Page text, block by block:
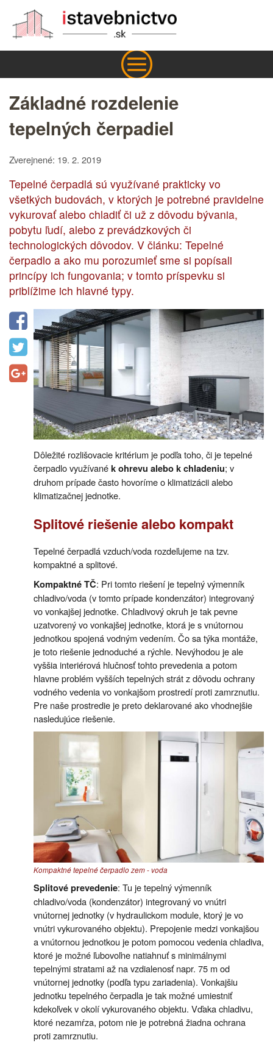
Základné rozdelenie
tepelných čerpadiel
Zverejnené: 19. 2. 2019
Tepelné čerpadlá sú využívané prakticky vo
všetkých budovách, v ktorých je potrebné pravidelne
vykurovať alebo chladiť či už z dôvodu bývania,
pobytu ľudí, alebo z prevádzkových či
technologických dôvodov. V článku: Tepelné
čerpadlo a ako mu porozumieť sme si popísali
princípy ich fungovania; v tomto príspevku si
priblížime ich hlavné typy.
Dôležité rozlišovacie kritérium je podľa toho, či je tepelné
čerpadlo využívanék ohrevu alebo k chladeniu; v
druhom prípade často hovoríme o klimatizácii alebo
klimatizačnej jednotke.
Splitové riešenie alebo kompakt
Tepelné čerpadlá vzduch/voda rozdeľujeme na tzv.
kompaktné a splitové.
Kompaktné TČ: Pri tomto riešení je tepelný výmenník
chladivo/voda (v tomto prípade kondenzátor) integrovaný
vo vonkajšej jednotke. Chladivový okruh je tak pevne
uzatvorený vo vonkajšej jednotke, ktorá je s vnútornou
jednotkou spojená vodným vedením. Čo sa týka montáže,
je toto riešenie jednoduché a rýchle. Nevýhodou je ale
vyššia interiérová hlučnosť tohto prevedenia a potom
hlavne problém vyšších tepelných strát z dôvodu ochrany
vodného vedenia vo vonkajšom prostredí proti zamrznutiu.
Pre naše prostredie je preto deklarované ako vhodnejšie
nasledujúce riešenie.
Kompaktné tepelné čerpadlo zem - voda
Splitové prevedenie: Tu je tepelný výmenník
chladivo/voda (kondenzátor) integrovaný vo vnútri
vnútornej jednotky (v hydraulickom module, ktorý je vo
vnútri vykurovaného objektu). Prepojenie medzi vonkajšou
a vnútornou jednotkou je potom pomocou vedenia chladiva,
ktoré je možné ľubovoľne natiahnuť s minimálnymi
tepelnými stratami až na vzdialenosť napr. 75 m od
vnútornej jednotky (podľa typu zariadenia). Vonkajšiu
jednotku tepelného čerpadla je tak možné umiestniť
kdekoľvek v okolí vykurovaného objektu. Vďaka chladivu,
ktoré nezamŕza, potom nie je potrebná žiadna ochrana
proti zamrznutiu.